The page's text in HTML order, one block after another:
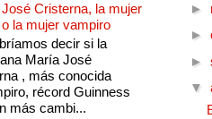
Cristerna, la mujer
la mujer vampiro
decir si la
María José
, más conocida
récord Guinness
más cambi...
►
►
►
▼